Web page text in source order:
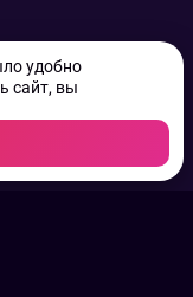
удобно
сайт, вы